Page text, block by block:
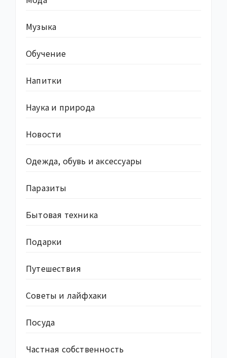
Музыка
Обучение
Напитки
Наука и природа
Новости
Одежда, обувь и аксессуары
Паразиты
Бытовая техника
Подарки
Путешествия
Советы и лайфхаки
Посуда
Частная собственность